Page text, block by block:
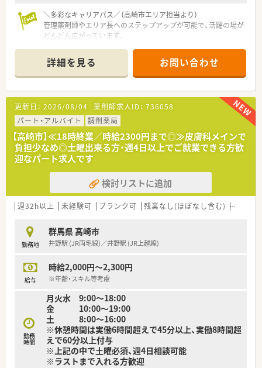
＼多彩なキャリアパス／（高崎市エリア担当より）
管理薬剤師やエリア長へのステップアップが可能で、活躍の場が
どんどん広がっています。
【店舗情報と応需状況について】
■井野駅から徒歩10分の立地にあり、内科や皮膚科や呼吸器科
からの処方箋を中心に1日約50枚を応需しています。
■現在は常勤薬剤師4名とパート薬剤師4名が在籍しており、
日々の業務は薬剤師2名から3名体制で対応しています。
■個人宅への在宅業務にも積極的に取り組んでおり、地域医療に
貢献しながら薬剤師としてのスキルを磨ける環境です。
【勤務実態について】
■残業代は1分単位で正確に支給され、会社全体で月間の平均残
業時間を10時間以下に抑えるよう取り組んでいます。
■有給休暇の消化率も高く、長期休暇の取得も相談可能となって
いるため、プライベートの時間をしっかりと確保できます。
■産前産後休暇や育児休暇の取得実績が豊富であり、取得後の復
【職場環境と雰囲気】
■全店舗で最新の電子薬歴システムを統一して導入しており、ヘ
■患者様との距離が近く、日常のお買い物ついでに立ち寄られる
方も多いため、温かく風通しの良い職場です。
いながら日々の業務を円滑に進める風土が根付いています。
【こんな方にオススメ】
■引っ越しを伴う転勤の心配がないため、住み慣れた地域に根ざ
してワークライフバランスを保ちながら長く働きたい方。
■充実した教育体制が整っているため、調剤未経験の方やブラン
クがあり復職に不安を感じている方にも大変おすすめです。
詳細を見る お問い合わせ
更新日： 2026/08/04 薬剤師求人ID： 736058
パート・アルバイト
調剤薬局
【高崎市】≪18時終業／時給2300円まで◎≫皮膚科メインで
負担少なめ◎土曜出来る方・週4日以上でご就業できる方歓
迎なパート求人です
検討リストに追加
週32h以上 未経験可 ブランク可 残業なし(ほぼなし含む) 転勤な
勤務地
群馬県 高崎市
井野駅 (JR両毛線)／井野駅 (JR上越線)
給与
時給2,000円～2,300円
※年齢・スキル等考慮
勤務
時間
月火水 9:00～18:00
金 10:00～19:00
土 8:00～16:00
※休憩時間は実働6時間超えで45分以上、実働8時間超
えで60分以上付与
※上記の中で土曜必須、週4日相談可能
※ラストまで入れる方歓迎